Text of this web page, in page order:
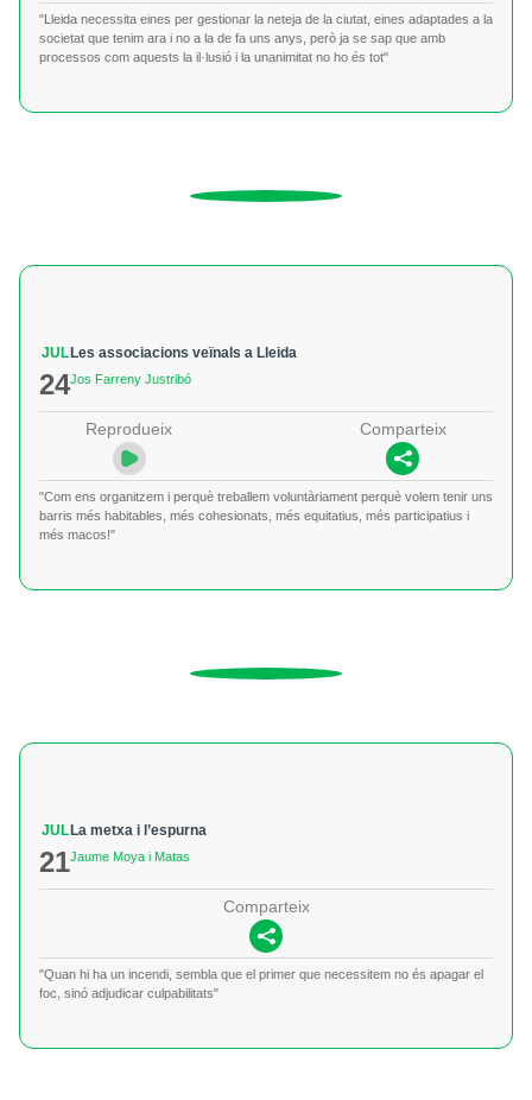
"Lleida necessita eines per gestionar la neteja de la ciutat, eines adaptades a la
societat que tenim ara i no a la de fa uns anys, però ja se sap que amb
processos com aquests la il·lusió i la unanimitat no ho és tot"
JUL
24
Les associacions veïnals a Lleida
Jos Farreny Justribó
Reprodueix Comparteix
"Com ens organitzem i perquè treballem voluntàriament perquè volem tenir uns
barris més habitables, més cohesionats, més equitatius, més participatius i
més macos!"
JUL
21
La metxa i l’espurna
Jaume Moya i Matas
Comparteix
"Quan hi ha un incendi, sembla que el primer que necessitem no és apagar el
foc, sinó adjudicar culpabilitats"